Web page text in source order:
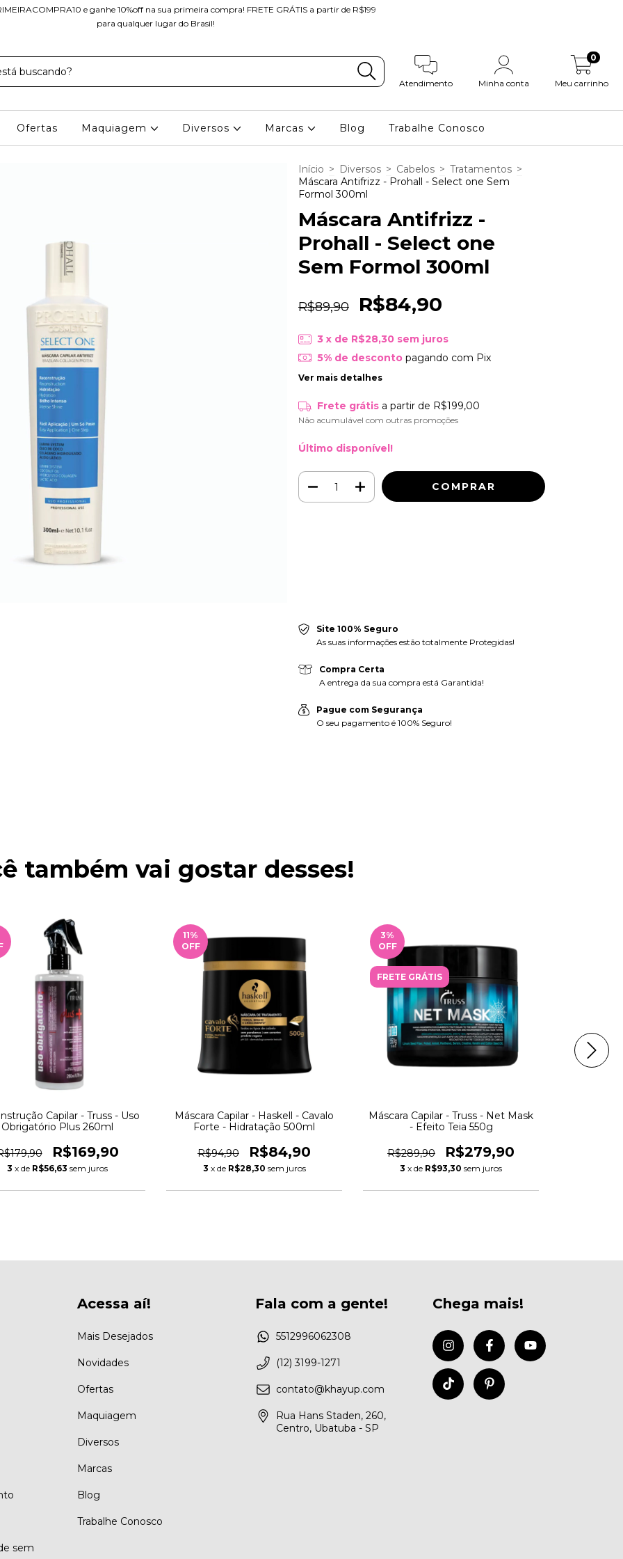
e ganhe 10%off na sua primeira compra! FRETE GRÁTIS a partir de R$199
para qualquer lugar do Brasil!
Atendimento Minha conta Meu carrinho
0
Ofertas Maquiagem Diversos Marcas Blog Trabalhe Conosco
Início > Diversos > Cabelos > Tratamentos >
Máscara Antifrizz - Prohall - Select one Sem
Formol 300ml
Máscara Antifrizz -
Prohall - Select one
Sem Formol 300ml
R$89,90 R$84,90
3 x de R$28,30 sem juros
5% de descontopagando com Pix
Ver mais detalhes
Frete grátis a partir de R$199,00
Não acumulável com outras promoções
Último disponível!
Site 100% Seguro
As suas informações estão totalmente Protegidas!
Compra Certa
A entrega da sua compra está Garantida!
Pague com Segurança
O seu pagamento é 100% Seguro!
também vai gostar desses!
Capilar - Truss - Uso
Obrigatório Plus 260ml
R$169,90
3 x de R$56,63 sem juros
11%
OFF
Máscara Capilar - Haskell - Cavalo
Forte - Hidratação 500ml
R$94,90 R$84,90
3 x de R$28,30 sem juros
3%
OFF
FRETE GRÁTIS
Máscara Capilar - Truss - Net Mask
- Efeito Teia 550g
R$289,90 R$279,90
3 x de R$93,30 sem juros
sem
Acessa aí!
Mais Desejados
Novidades
Ofertas
Maquiagem
Diversos
Marcas
Blog
Trabalhe Conosco
Fala com a gente!
5512996062308
(12) 3199-1271
contato@khayup.com
Rua Hans Staden, 260,
Centro, Ubatuba - SP
Chega mais!